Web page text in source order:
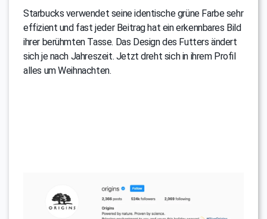
Starbucks verwendet seine identische grüne Farbe sehr
effizient und fast jeder Beitrag hat ein erkennbares Bild
ihrer berühmten Tasse. Das Design des Futters ändert
sich je nach Jahreszeit. Jetzt dreht sich in ihrem Profil
alles um Weihnachten.